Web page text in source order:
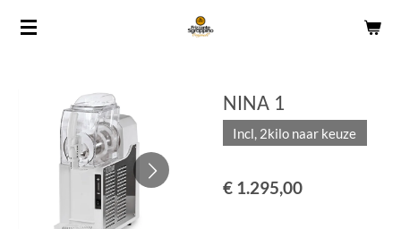
Ga
hoofdinhoud
NINA 1
Incl, 2kilo naar keuze
€ 1.295,00